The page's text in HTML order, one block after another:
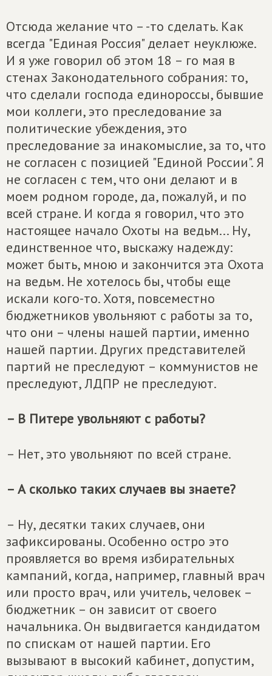
Отсюда желание что – -то сделать. Как
всегда "Единая Россия" делает неуклюже.
И я уже говорил об этом 18 – го мая в
стенах Законодательного собрания: то,
что сделали господа единороссы, бывшие
мои коллеги, это преследование за
политические убеждения, это
преследование за инакомыслие, за то, что
не согласен с позицией "Единой России". Я
не согласен с тем, что они делают и в
моем родном городе, да, пожалуй, и по
всей стране. И когда я говорил, что это
настоящее начало Охоты на ведьм... Ну,
единственное что, выскажу надежду:
может быть, мною и закончится эта Охота
на ведьм. Не хотелось бы, чтобы еще
искали кого-то. Хотя, повсеместно
бюджетников увольняют с работы за то,
что они – члены нашей партии, именно
нашей партии. Других представителей
партий не преследуют – коммунистов не
преследуют, ЛДПР не преследуют.
– В Питере увольняют с работы?
– Нет, это увольняют по всей стране.
– А сколько таких случаев вы знаете?
– Ну, десятки таких случаев, они
зафиксированы. Особенно остро это
проявляется во время избирательных
кампаний, когда, например, главный врач
или просто врач, или учитель, человек –
бюджетник – он зависит от своего
начальника. Он выдвигается кандидатом
по спискам от нашей партии. Его
вызывают в высокий кабинет, допустим,